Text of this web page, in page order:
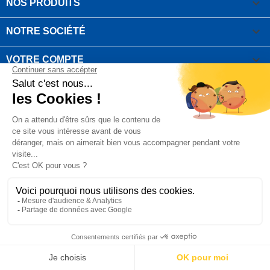
NOS PRODUITS 
NOTRE SOCIÉTÉ 
VOTRE COMPTE 
INFORMATIONS DE LA BOUTIQUE
QUESTIONS FRÉQUEMMENT POSÉES 
Copyright OUTIROR © 2021